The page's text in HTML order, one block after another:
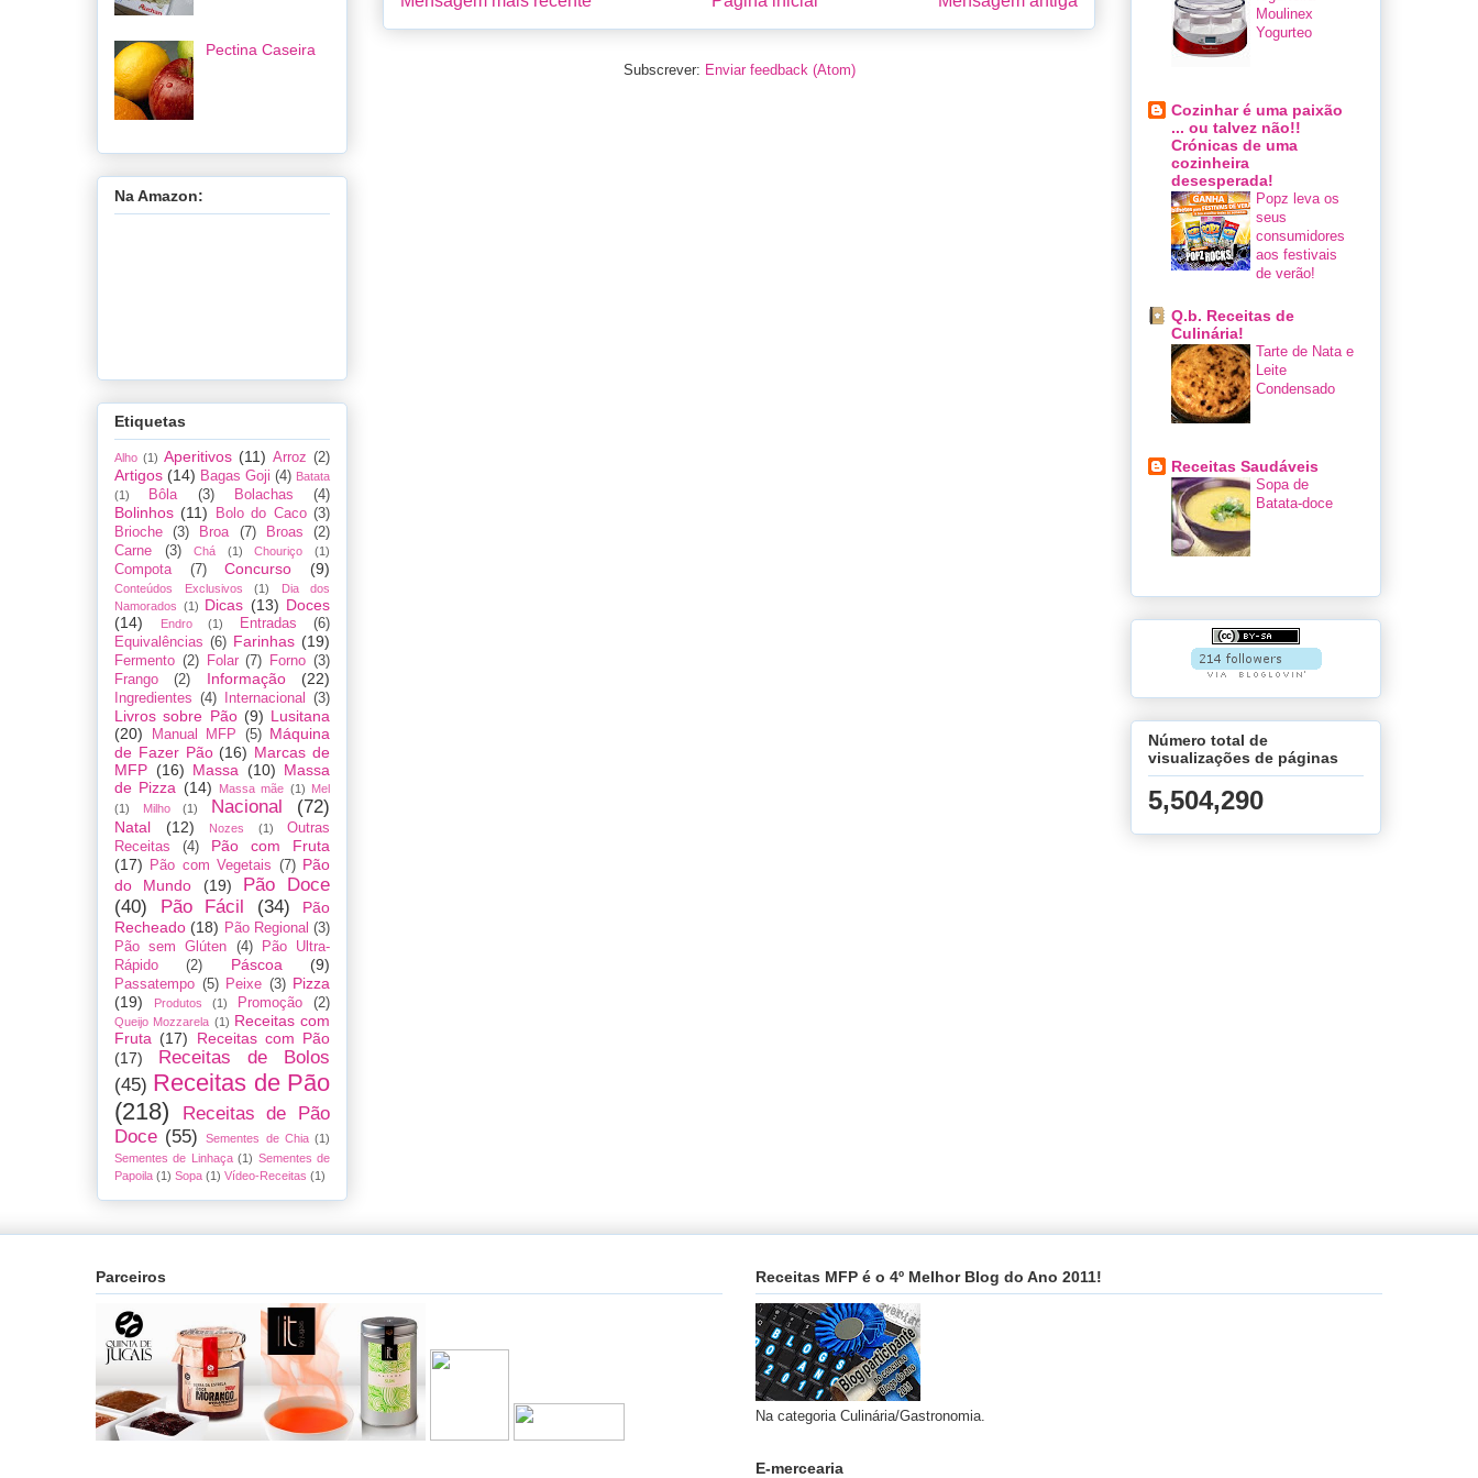
Subscrever: Enviar feedback (Atom)
Pectina Caseira
Na Amazon:
Etiquetas
Alho (1) Aperitivos (11) Arroz (2)
Artigos (14) Bagas Goji (4) Batata
(1)
Bôla (3) Bolachas (4)
Bolinhos (11) Bolo do Caco (3)
Brioche
(3) Broa (7) Broas
(2)
Carne
(3) Chá (1) Chouriço (1)
Compota (7) Concurso (9)
Conteúdos Exclusivos (1)
Dia dos
Namorados (1) Dicas (13) Doces
(14)
Endro (1) Entradas
(6)
Equivalências (6) Farinhas (19)
Fermento (2) Folar (7) Forno (3)
Frango
(2) Informação (22)
Ingredientes (4) Internacional (3)
Livros sobre Pão (9) Lusitana
(20)
Manual MFP (5)
Máquina
de Fazer Pão (16) Marcas de
MFP (16) Massa (10) Massa
de Pizza (14) Massa mãe (1) Mel
(1)
Milho (1) Nacional (72)
Natal (12) Nozes (1)
Outras
Receitas
(4)
Pão com Fruta
(17)
Pão com Vegetais (7) Pão
do Mundo
(19)
Pão Doce
(40)
Pão Fácil (34)
Pão
Recheado (18) Pão Regional (3)
Pão sem Glúten
(4)
Pão Ultra-
Rápido
(2) Páscoa (9)
Passatempo (5) Peixe (3) Pizza
(19)
Produtos (1) Promoção (2)
Queijo Mozzarela (1) Receitas com
Fruta (17)
Receitas com Pão
(17)
Receitas de Bolos
(45) Receitas de Pão
(218)
Receitas de Pão
Doce (55) Sementes de Chia (1)
Sementes de Linhaça (1) Sementes de
Papoila (1) Sopa (1) Vídeo-Receitas (1)
Moulinex
Yogurteo
Cozinhar é uma paixão
... ou talvez não!!
Crónicas de uma
cozinheira
desesperada!
Popz leva os
seus
consumidores
aos festivais
de verão!
Q.b. Receitas de
Culinária!
Tarte de Nata e
Leite
Condensado
Receitas Saudáveis
Sopa de
Batata-doce
Número total de
visualizações de páginas
5,504,290
Parceiros Receitas MFP é o 4º Melhor Blog do Ano 2011!
Na categoria Culinária/Gastronomia.
E-mercearia